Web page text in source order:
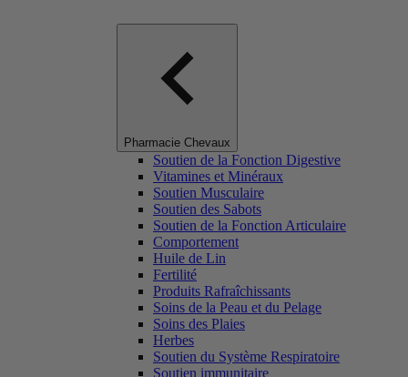
Pharmacie Chevaux
Soutien de la Fonction Digestive
Vitamines et Minéraux
Soutien Musculaire
Soutien des Sabots
Soutien de la Fonction Articulaire
Comportement
Huile de Lin
Fertilité
Produits Rafraîchissants
Soins de la Peau et du Pelage
Soins des Plaies
Herbes
Soutien du Système Respiratoire
Soutien immunitaire